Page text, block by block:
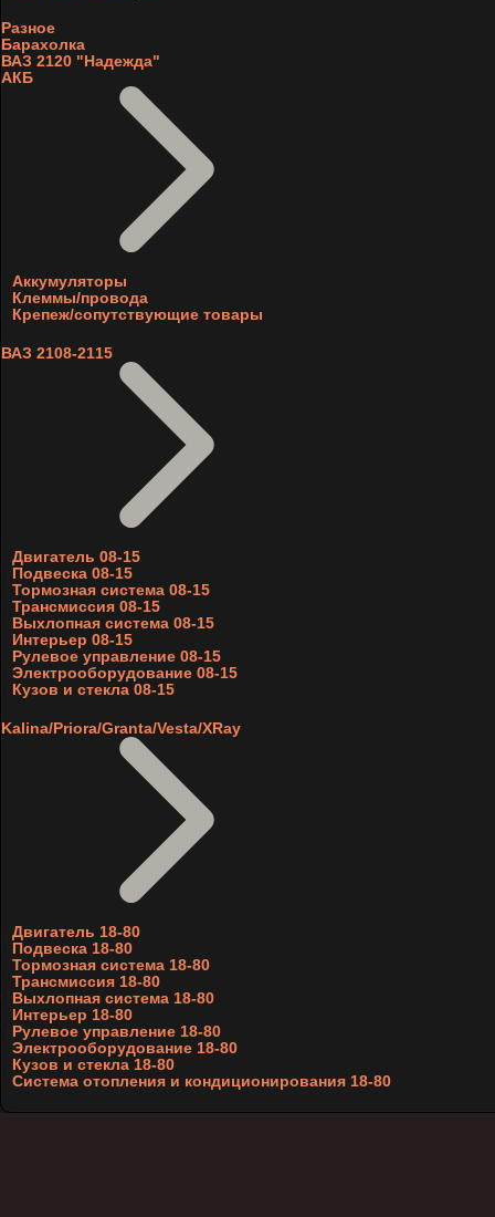
Разное
Барахолка
ВАЗ 2120 "Надежда"
АКБ
Аккумуляторы
Клеммы/провода
Крепеж/сопутствующие товары
ВАЗ 2108-2115
Двигатель 08-15
Подвеска 08-15
Тормозная система 08-15
Трансмиссия 08-15
Выхлопная система 08-15
Интерьер 08-15
Рулевое управление 08-15
Электрооборудование 08-15
Кузов и стекла 08-15
Kalina/Priora/Granta/Vesta/XRay
Двигатель 18-80
Подвеска 18-80
Тормозная система 18-80
Трансмиссия 18-80
Выхлопная система 18-80
Интерьер 18-80
Рулевое управление 18-80
Электрооборудование 18-80
Кузов и стекла 18-80
Система отопления и кондиционирования 18-80